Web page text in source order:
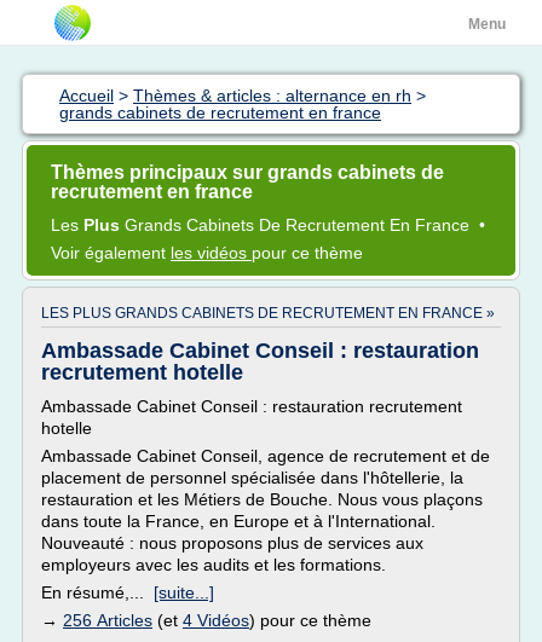
Menu
Accueil > Thèmes & articles : alternance en rh >
grands cabinets de recrutement en france
Thèmes principaux sur grands cabinets de
recrutement en france
Les Plus Grands Cabinets De Recrutement En France •
Voir également les vidéos pour ce thème
LES PLUS GRANDS CABINETS DE RECRUTEMENT EN FRANCE »
Ambassade Cabinet Conseil : restauration
recrutement hotelle
Ambassade Cabinet Conseil : restauration recrutement
hotelle
Ambassade Cabinet Conseil, agence de recrutement et de
placement de personnel spécialisée dans l'hôtellerie, la
restauration et les Métiers de Bouche. Nous vous plaçons
dans toute la France, en Europe et à l'International.
Nouveauté : nous proposons plus de services aux
employeurs avec les audits et les formations.
En résumé,... [suite...]
→ 256 Articles (et 4 Vidéos) pour ce thème